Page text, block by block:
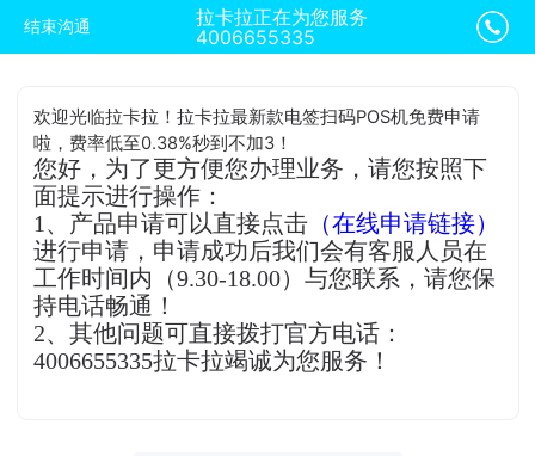
结束沟通
拉卡拉正在为您服务
4006655335
欢迎光临拉卡拉！拉卡拉最新款电签扫码POS机免费申请
啦，费率低至0.38%秒到不加3！
您好，为了更方便您办理业务，请您按照下
面提示进行操作：
1、产品申请可以直接点击 （在线申请链接）
进行申请，申请成功后我们会有客服人员在
工作时间内（9.30-18.00）与您联系，请您保
持电话畅通！
2、其他问题可直接拨打官方电话：
4006655335拉卡拉竭诚为您服务！